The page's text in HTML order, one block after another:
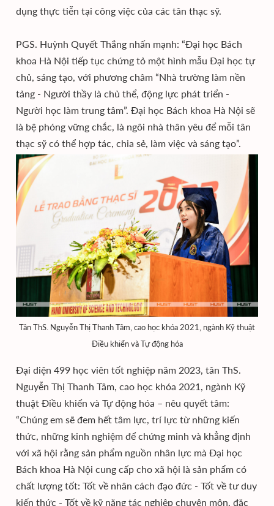
dụng thực tiễn tại công việc của các tân thạc sỹ.
PGS. Huỳnh Quyết Thắng nhấn mạnh: “Đại học Bách
khoa Hà Nội tiếp tục chứng tỏ một hình mẫu Đại học tự
chủ, sáng tạo, với phương châm “Nhà trường làm nền
tảng - Người thầy là chủ thể, động lực phát triển -
Người học làm trung tâm”. Đại học Bách khoa Hà Nội sẽ
là bệ phóng vững chắc, là ngôi nhà thân yêu để mỗi tân
thạc sỹ có thể hợp tác, chia sẻ, làm việc và sáng tạo”.
Tân ThS. Nguyễn Thị Thanh Tâm, cao học khóa 2021, ngành Kỹ thuật
Điều khiển và Tự động hóa
Đại diện 499 học viên tốt nghiệp năm 2023, tân ThS.
Nguyễn Thị Thanh Tâm, cao học khóa 2021, ngành Kỹ
thuật Điều khiển và Tự động hóa – nêu quyết tâm:
“Chúng em sẽ đem hết tâm lực, trí lực từ những kiến
thức, những kinh nghiệm để chứng minh và khẳng định
với xã hội rằng sản phẩm nguồn nhân lực mà Đại học
Bách khoa Hà Nội cung cấp cho xã hội là sản phẩm có
chất lượng tốt: Tốt về nhân cách đạo đức - Tốt về tư duy
kiến thức - Tốt về kỹ năng tác nghiệp chuyên môn, đặc